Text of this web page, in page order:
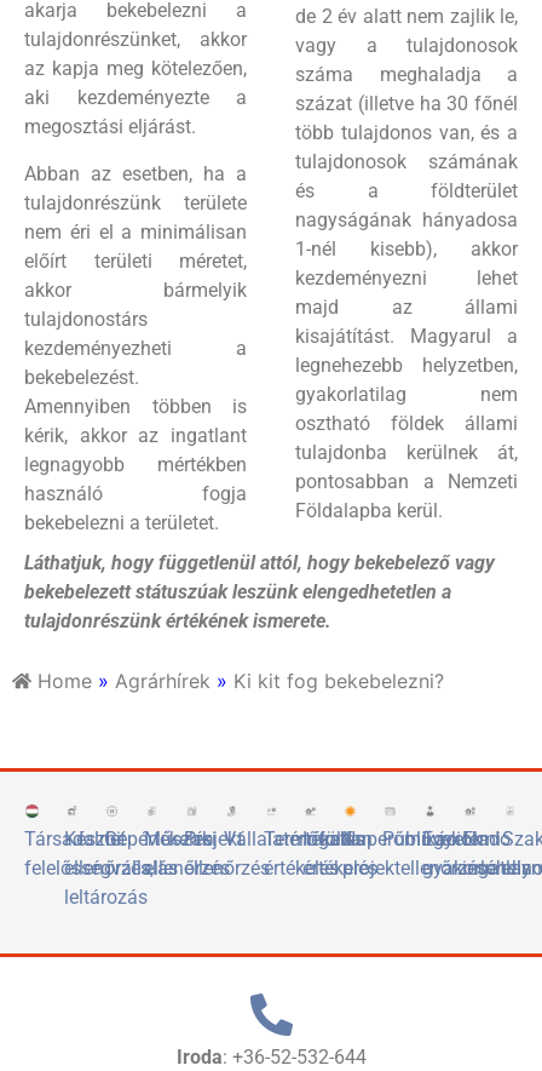
akarja bekebelezni a
tulajdonrészünket, akkor
az kapja meg kötelezően,
aki kezdeményezte a
megosztási eljárást.
Abban az esetben, ha a
tulajdonrészünk területe
nem éri el a minimálisan
előírt területi méretet,
akkor bármelyik
tulajdonostárs
kezdeményezheti a
bekebelezést.
Amennyiben többen is
kérik, akkor az ingatlant
legnagyobb mértékben
használó fogja
bekebelezni a területet.
de 2 év alatt nem zajlik le,
vagy a tulajdonosok
száma meghaladja a
százat (illetve ha 30 főnél
több tulajdonos van, és a
tulajdonosok számának
és a földterület
nagyságának hányadosa
1-nél kisebb), akkor
kezdeményezni lehet
majd az állami
kisajátítást. Magyarul a
legnehezebb helyzetben,
gyakorlatilag nem
osztható földek állami
tulajdonba kerülnek át,
pontosabban a Nemzeti
Földalapba kerül.
Láthatjuk, hogy függetlenül attól, hogy bekebelező vagy
bekebelezett státuszúak leszünk elengedhetetlen a
tulajdonrészünk értékének ismerete.
Home » Agrárhírek » Ki kit fog bekebelezni?
Társadalmi
felelősségvállalás
Készlet
ellenőrzés,
leltározás
Gépértékelés
Műszaki
ellenőrzés
Projekt
ellenőrzés
Vállalatértékelés
Termőföld
értékelés
Ingatlan
értékelés
Naperőművek
projektellenőrzése
Publikációk
Egyetemi
gyakorlóhely
Eladó
Iroda: +36-52-532-644